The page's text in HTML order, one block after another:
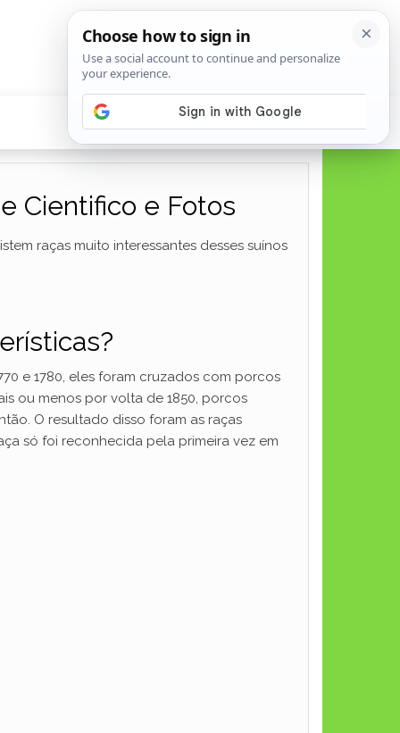
Cientifico e Fotos
raças muito interessantes desses suínos
e 1780, eles foram cruzados com porcos
ou menos por volta de 1850, porcos
O resultado disso foram as raças
só foi reconhecida pela primeira vez em